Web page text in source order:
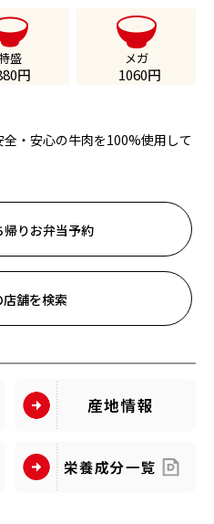
盛
円
メガ
1060円
・安心の牛肉を100%使用して
りお弁当予約
舗を検索